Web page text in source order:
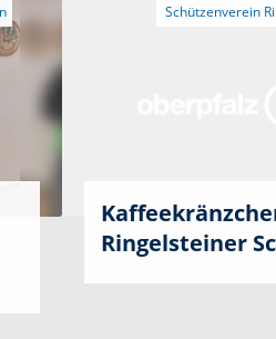
Ringelsteiner